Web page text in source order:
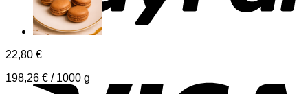
22,80 €
198,26 € / 1000 g